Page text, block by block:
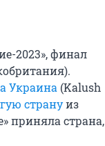
2023», финал
Украина (Kalush
странуиз
приняла страна,